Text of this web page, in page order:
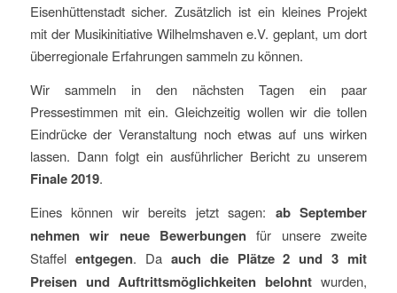
Eisenhüttenstadt sicher. Zusätzlich ist ein kleines Projekt
mit der Musikinitiative Wilhelmshaven e.V. geplant, um dort
überregionale Erfahrungen sammeln zu können.
Wir sammeln in den nächsten Tagen ein paar
Pressestimmen mit ein. Gleichzeitig wollen wir die tollen
Eindrücke der Veranstaltung noch etwas auf uns wirken
lassen. Dann folgt ein ausführlicher Bericht zu unserem
Finale 2019.
Eines können wir bereits jetzt sagen: ab September
nehmen wir neue Bewerbungen für unsere zweite
Staffel entgegen. Da auch die Plätze 2 und 3 mit
Preisen und Auftrittsmöglichkeiten belohnt wurden,